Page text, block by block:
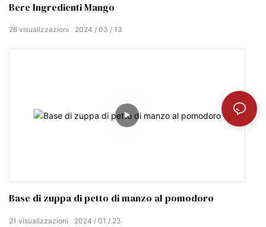
Bere Ingredienti Mango
2024 03 13
26 visualizzazioni
Base di zuppa di petto di manzo al pomodoro
2024 01 23
21 visualizzazioni